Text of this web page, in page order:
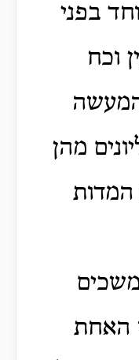
בפני
וכח
מהן
האחת